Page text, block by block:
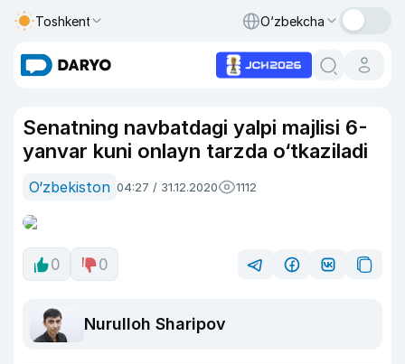
Toshkent O‘zbekcha
Senatning navbatdagi yalpi majlisi 6-
yanvar kuni onlayn tarzda o‘tkaziladi
O‘zbekiston 04:27 / 31.12.2020 1112
0 0
Nurulloh Sharipov